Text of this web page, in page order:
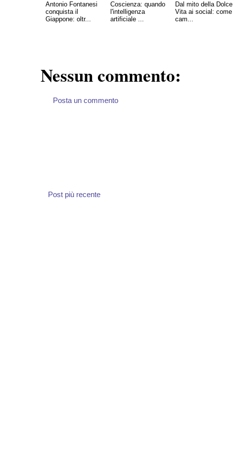
Antonio Fontanesi
conquista il
Giappone: oltr...
Coscienza: quando
l'intelligenza
artificiale ...
Dal mito della Dolce
Vita ai social: come
cam...
Nessun commento:
Posta un commento
Post più recente